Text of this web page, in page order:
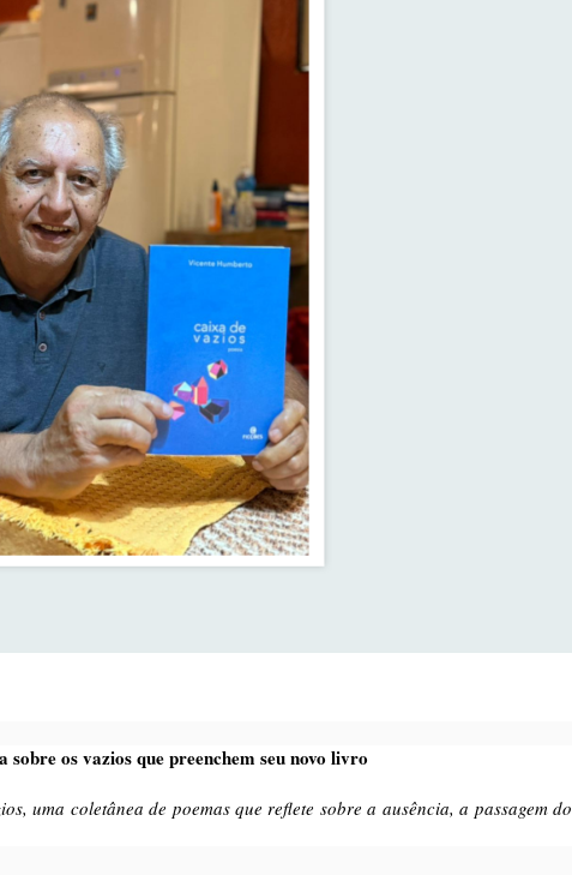
os vazios que preenchem seu novo livro
uma coletânea de poemas que reflete sobre a ausência, a passagem do